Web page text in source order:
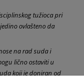
tužioca pri
ovlašteno da
na rad suda i
lično ostaviti u
koji je doniran od